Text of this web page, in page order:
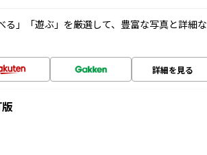
」「遊ぶ」を厳選して、豊富な写真と詳細な
詳細を見る